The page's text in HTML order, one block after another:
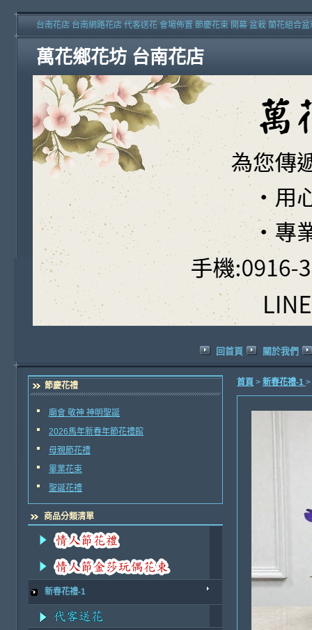
萬花鄉花坊 台南花店
台南花店 台南網路花店 代客送花 會場佈置 節慶花束 開幕 盆栽 蘭花組合
回首頁 關於我們
節慶花禮
廟會 敬神 神明聖誕
2026馬年新春年節花禮館
母親節花禮
畢業花束
聖誕花禮
商品分類清單
新春花禮-1
首頁 > 新春花禮-1